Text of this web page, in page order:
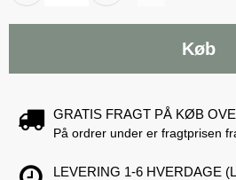
Køb
GRATIS FRAGT PÅ KØB
På ordrer under er fragtprisen
LEVERING 1-6 HVERDAGE